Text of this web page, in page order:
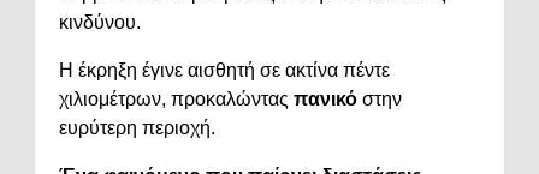
κινδύνου.
Η έκρηξη έγινε αισθητή σε ακτίνα πέντε
χιλιομέτρων, προκαλώντας πανικό στην
ευρύτερη περιοχή.